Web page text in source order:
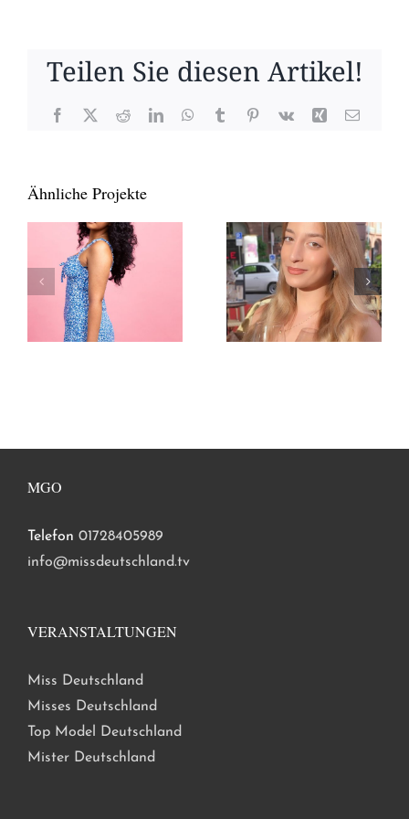
Teilen Sie diesen Artikel!
Facebook
X RedditLinkedInWhatsApp
TumblrPinterest
Vk Xing E-
Ähnliche Projekte
MGO
Telefon 01728405989
info@missdeutschland.tv
VERANSTALTUNGEN
Miss Deutschland
Misses Deutschland
Top Model Deutschland
Mister Deutschland